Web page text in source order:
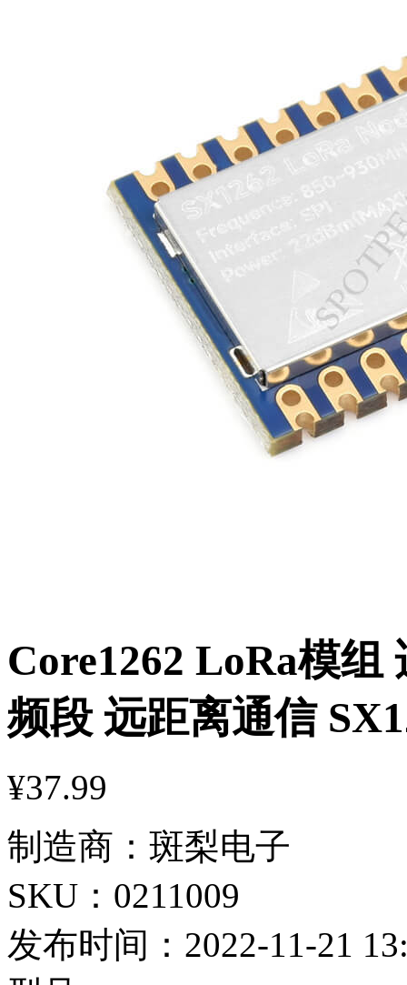
Core1262 LoRa模
频段 远距离通信
¥37.99
制造商： 斑梨电子
SKU： 0211009
发布时间： 2022-11-21